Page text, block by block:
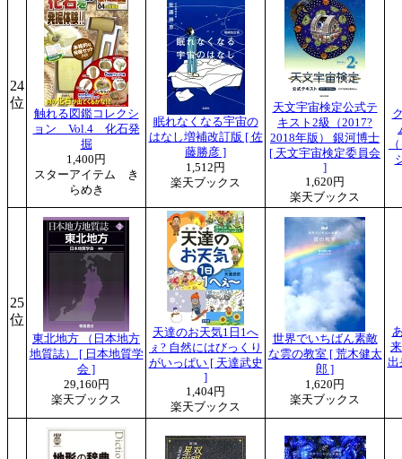
24
位
触れる図鑑コレクシ
ョン Vol.4 化石発
掘
1,400円
スターアイテム き
らめき
眠れなくなる宇宙の
はなし増補改訂版 [ 佐
藤勝彦 ]
1,512円
楽天ブックス
天文宇宙検定公式テ
キスト2級（2017?
2018年版） 銀河博士
[ 天文宇宙検定委員会
]
1,620円
楽天ブックス
25
位
東北地方 （日本地方
地質誌） [ 日本地質学
会 ]
29,160円
楽天ブックス
天達のお天気1日1へ
ぇ? 自然にはびっくり
がいっぱい [ 天達武史
]
1,404円
楽天ブックス
世界でいちばん素敵
な雲の教室 [ 荒木健太
郎 ]
1,620円
楽天ブックス
出